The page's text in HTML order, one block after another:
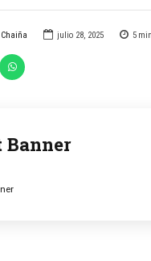
julio 28, 2025 5 min
Banner